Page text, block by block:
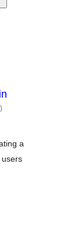
vērtējumu
kopsumma
)
a
users